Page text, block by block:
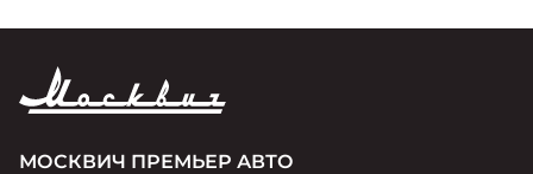
МОСКВИЧ ПРЕМЬЕР АВТО